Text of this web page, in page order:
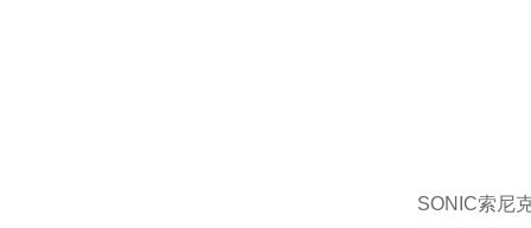
SONIC索尼